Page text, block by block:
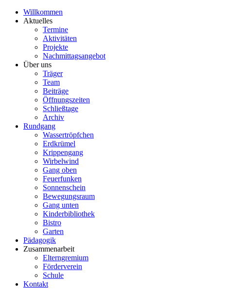
Willkommen
Aktuelles
Termine
Aktivitäten
Projekte
Nachmittagsangebot
Über uns
Träger
Team
Beiträge
Öffnungszeiten
Schließtage
Archiv
Rundgang
Wassertröpfchen
Erdkrümel
Krippengang
Wirbelwind
Gang oben
Feuerfunken
Sonnenschein
Bewegungsraum
Gang unten
Kinderbibliothek
Bistro
Garten
Pädagogik
Zusammenarbeit
Elterngremium
Förderverein
Schule
Kontakt